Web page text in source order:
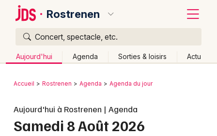
Rostrenen
Concert, spectacle, etc.
Aujourd'hui Agenda Sorties & loisirs Actu
Publier un événement
Colmar
Retour
Accueil Rostrenen Agenda Agenda du jour
Aujourd'hui à Rostrenen | Agenda
Samedi 8 Août 2026
Quoi ?
Où ?
Partout
Près de moi Changer de lieu
Quand ?